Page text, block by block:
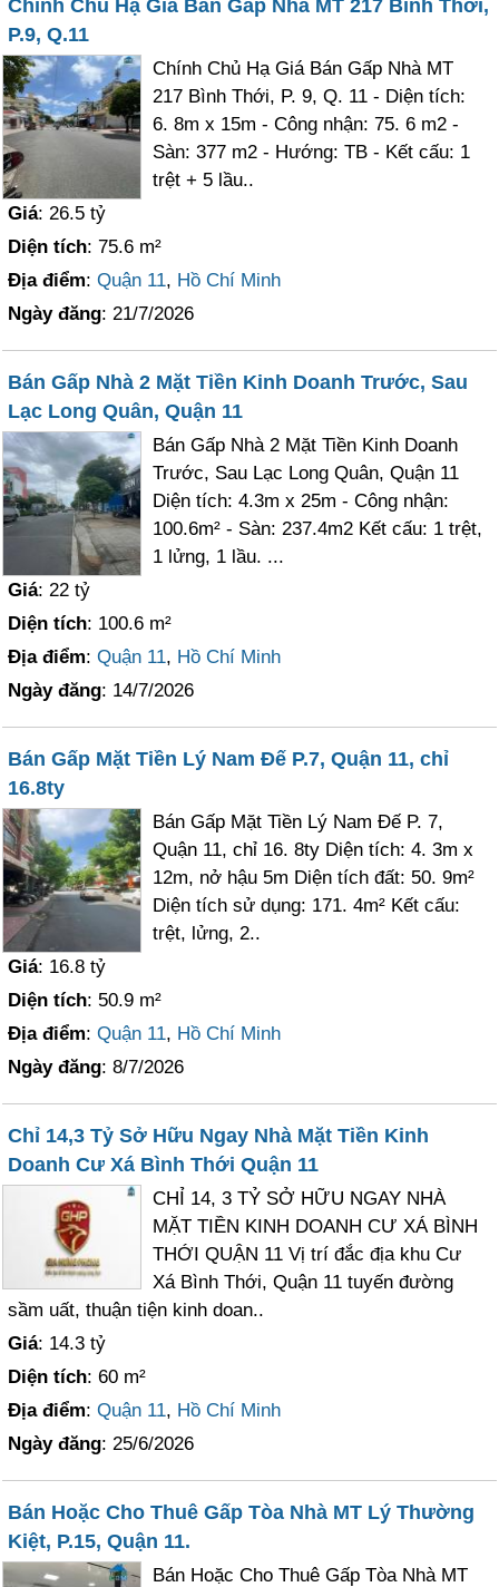
Chính Chủ Hạ Giá Bán Gấp Nhà MT 217 Bình Thới,
P.9, Q.11
Chính Chủ Hạ Giá Bán Gấp Nhà MT
217 Bình Thới, P. 9, Q. 11 - Diện tích:
6. 8m x 15m - Công nhận: 75. 6 m2 -
Sàn: 377 m2 - Hướng: TB - Kết cấu: 1
trệt + 5 lầu..
Giá: 26.5 tỷ
Diện tích: 75.6 m²
Địa điểm:Quận 11, Hồ Chí Minh
Ngày đăng: 21/7/2026
Bán Gấp Nhà 2 Mặt Tiền Kinh Doanh Trước, Sau
Lạc Long Quân, Quận 11
Bán Gấp Nhà 2 Mặt Tiền Kinh Doanh
Trước, Sau Lạc Long Quân, Quận 11
Diện tích: 4.3m x 25m - Công nhận:
100.6m² - Sàn: 237.4m2 Kết cấu: 1 trệt,
1 lửng, 1 lầu. ...
Giá: 22 tỷ
Diện tích: 100.6 m²
Địa điểm:Quận 11, Hồ Chí Minh
Ngày đăng: 14/7/2026
Bán Gấp Mặt Tiền Lý Nam Đế P.7, Quận 11, chỉ
16.8ty
Bán Gấp Mặt Tiền Lý Nam Đế P. 7,
Quận 11, chỉ 16. 8ty Diện tích: 4. 3m x
12m, nở hậu 5m Diện tích đất: 50. 9m²
Diện tích sử dụng: 171. 4m² Kết cấu:
trệt, lửng, 2..
Giá: 16.8 tỷ
Diện tích: 50.9 m²
Địa điểm:Quận 11, Hồ Chí Minh
Ngày đăng: 8/7/2026
Chỉ 14,3 Tỷ Sở Hữu Ngay Nhà Mặt Tiền Kinh
Doanh Cư Xá Bình Thới Quận 11
CHỈ 14, 3 TỶ SỞ HỮU NGAY NHÀ
MẶT TIỀN KINH DOANH CƯ XÁ BÌNH
THỚI QUẬN 11 Vị trí đắc địa khu Cư
Xá Bình Thới, Quận 11 tuyến đường
sầm uất, thuận tiện kinh doan..
Giá: 14.3 tỷ
Diện tích: 60 m²
Địa điểm:Quận 11, Hồ Chí Minh
Ngày đăng: 25/6/2026
Bán Hoặc Cho Thuê Gấp Tòa Nhà MT Lý Thường
Kiệt, P.15, Quận 11.
Bán Hoặc Cho Thuê Gấp Tòa Nhà MT